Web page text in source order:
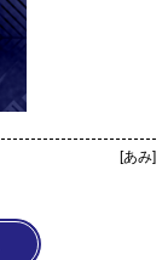
[あみ]